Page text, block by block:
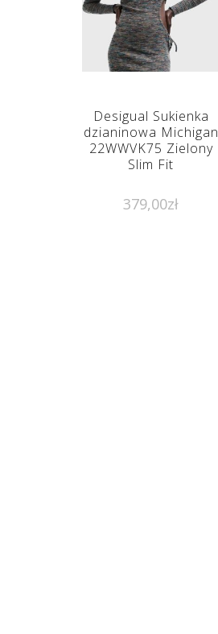
Desigual Sukienka
dzianinowa Michigan
22WWVK75 Zielony
Slim Fit
379,00zł